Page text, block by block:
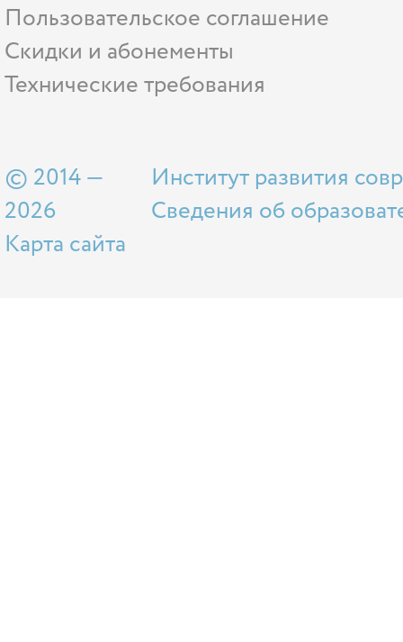
Пользовательское соглашение
Скидки и абонементы
Технические требования
© 2014 —
2026
Карта сайта
Институт развития
Сведения об